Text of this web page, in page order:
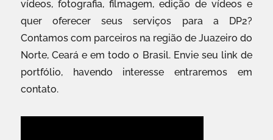
vídeos, fotografia, filmagem, edição de vídeos e
quer oferecer seus serviços para a DP2?
Contamos com parceiros na região de Juazeiro do
Norte, Ceará e em todo o Brasil. Envie seu link de
portfólio, havendo interesse entraremos em
contato.